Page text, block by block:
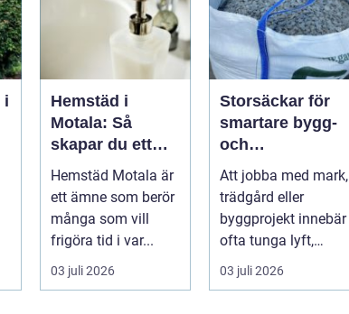
Hemstäd i
Motala: Så
skapar du ett
rent hem utan
stress
Hemstäd Motala är
ett ämne som berör
många som vill
frigöra tid i var...
03 juli 2026
Storsäckar för
smartare bygg-
och
trädgårdsprojekt
Att jobba med mark,
trädgård eller
byggprojekt innebär
ofta tunga lyft,
mycket logis...
03 juli 2026